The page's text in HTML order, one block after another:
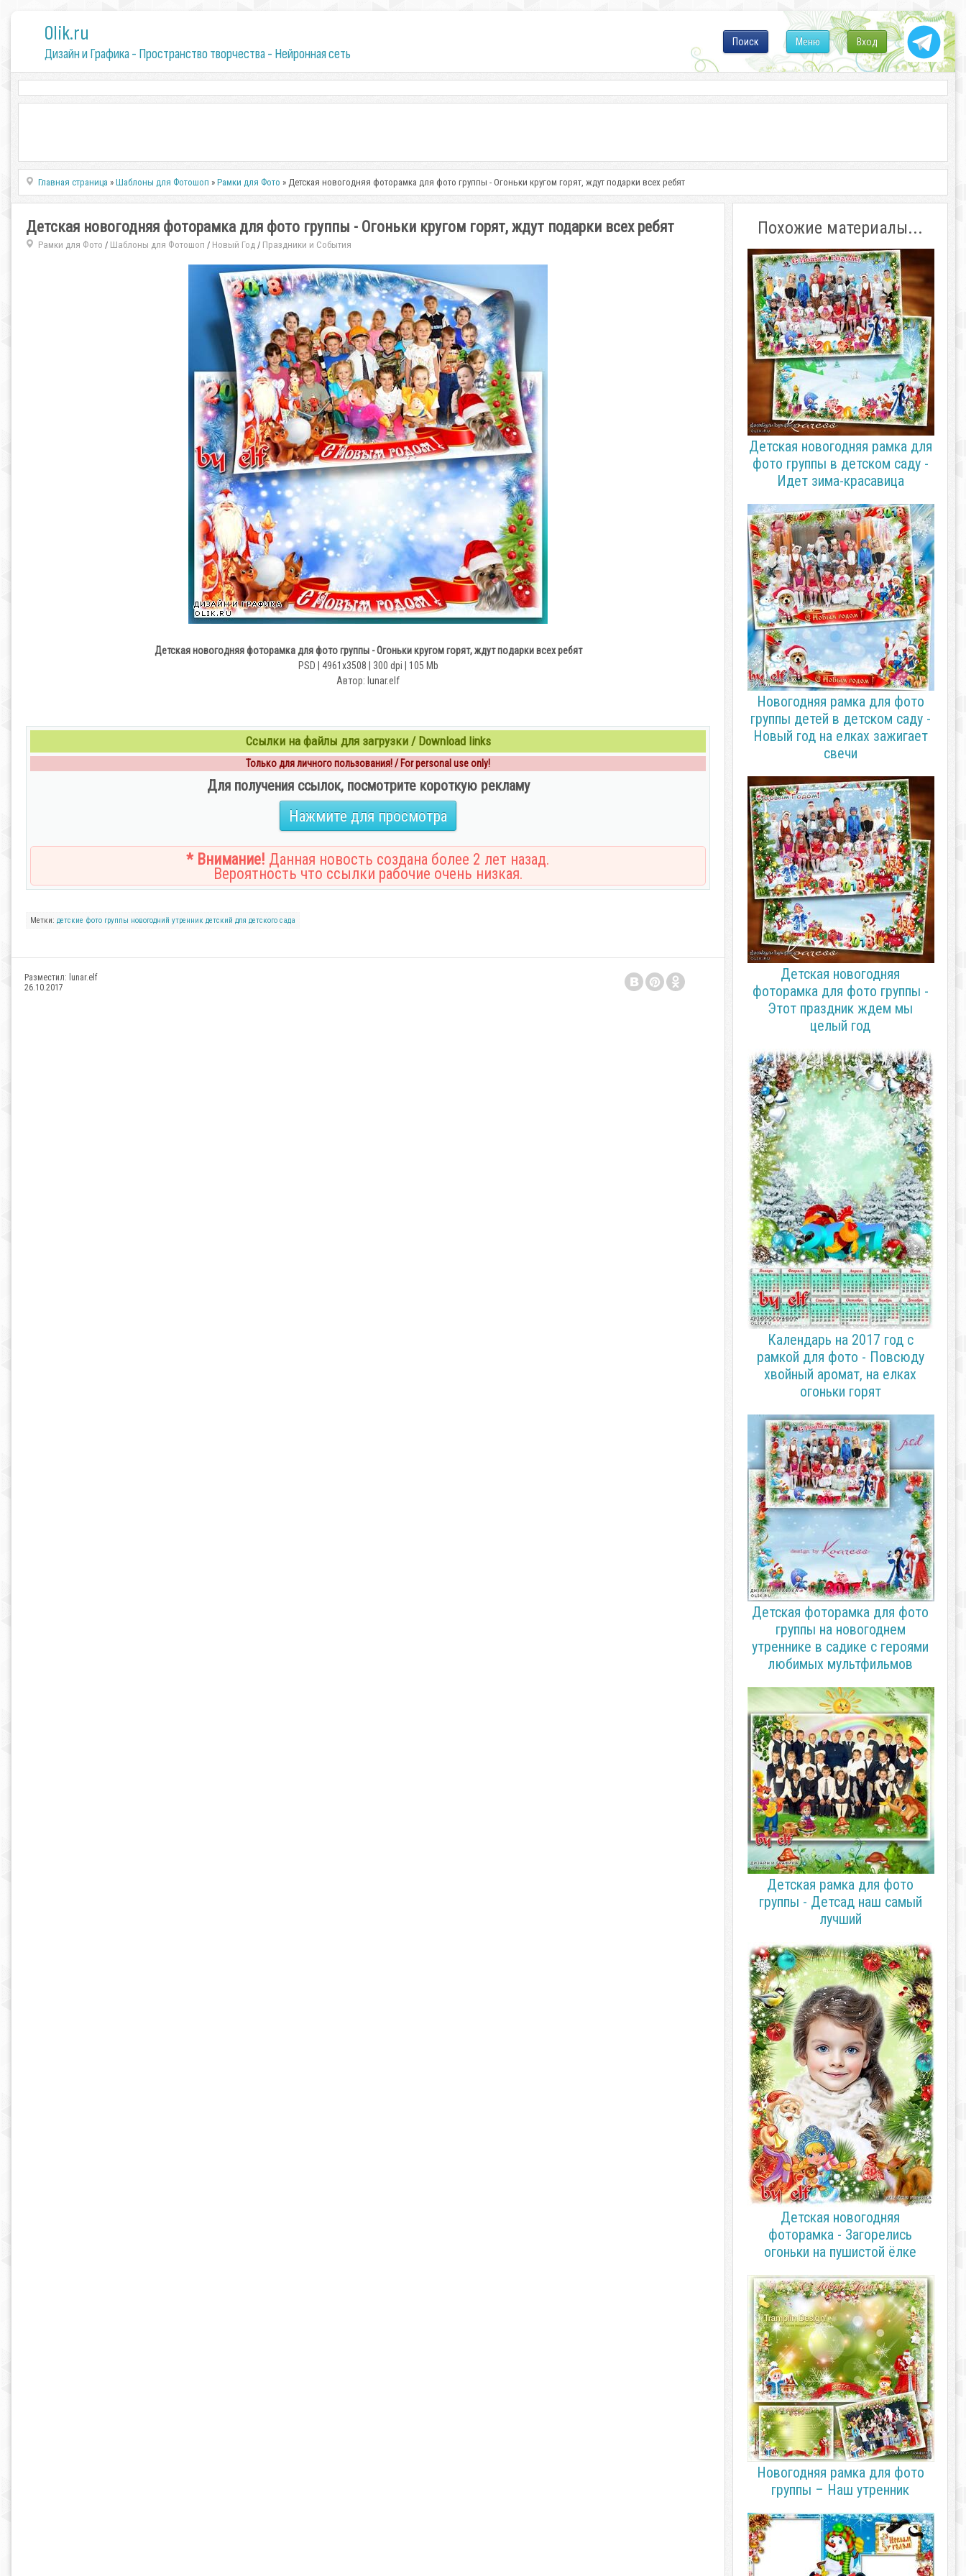
0lik.ru
Дизайн и Графика - Пространство творчества - Нейронная сеть
Вход
Меню
Поиск
Главная страница »Шаблоны для Фотошоп »Рамки для Фото » Детская новогодняя фоторамка для фото группы - Огоньки кругом горят, ждут подарки всех ребят
Детская новогодняя фоторамка для фото группы - Огоньки кругом горят, ждут подарки всех ребят
Рамки для Фото / Шаблоны для Фотошоп / Новый Год/ Праздники и События
Детская новогодняя фоторамка для фото группы - Огоньки кругом горят, ждут подарки всех ребят
PSD | 4961х3508 | 300 dpi | 105 Mb
Автор: lunar.elf
Ссылки на файлы для загрузки / Download links
Только для личного пользования! / For personal use only!
Для получения ссылок, посмотрите короткую рекламу
Нажмите для просмотра
* Внимание! Данная новость создана более 2 лет назад.
Вероятность что ссылки рабочие очень низкая.
Метки: детские фото группы новогодний утренник детский для детского сада
Разместил: lunar.elf
26.10.2017
Похожие материалы...
Детская новогодняя рамка для
фото группы в детском саду -
Идет зима-красавица
Новогодняя рамка для фото
группы детей в детском саду -
Новый год на елках зажигает
свечи
Детская новогодняя
фоторамка для фото группы -
Этот праздник ждем мы
целый год
Календарь на 2017 год с
рамкой для фото - Повсюду
хвойный аромат, на елках
огоньки горят
Детская фоторамка для фото
группы на новогоднем
утреннике в садике с героями
любимых мультфильмов
Детская рамка для фото
группы - Детсад наш самый
лучший
Детская новогодняя
фоторамка - Загорелись
огоньки на пушистой ёлке
Новогодняя рамка для фото
группы – Наш утренник